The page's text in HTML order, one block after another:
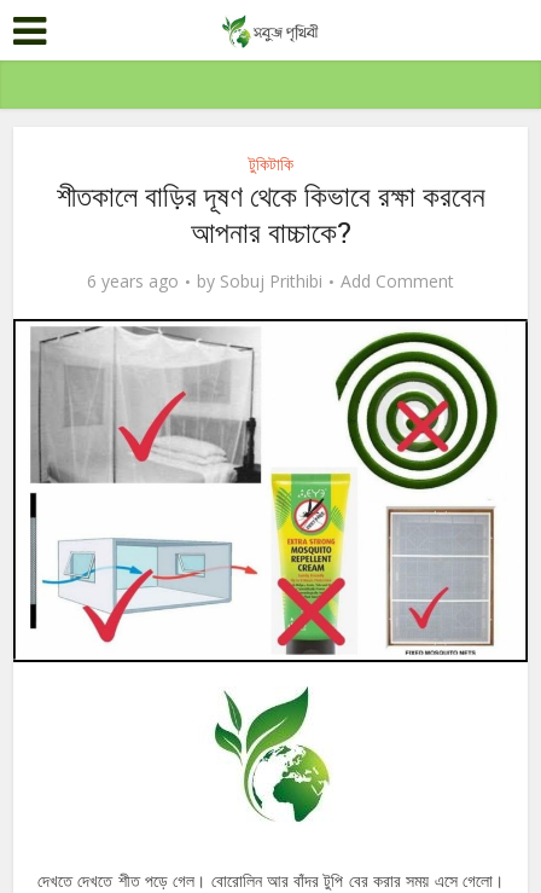
টুকিটাকি
শীতকালে বাড়ির দূষণ থেকে কিভাবে রক্ষা করবেন
আপনার বাচ্চাকে?
6 years ago by Sobuj Prithibi Add Comment
দেখতে দেখতে শীত পড়ে গেল। বোরোলিন আর বাঁদর টুপি বের করার সময় এসে গেলো।